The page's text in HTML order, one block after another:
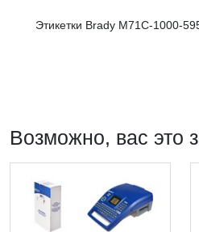
Этикетки Brady M71C-1000-
Возможно, вас это